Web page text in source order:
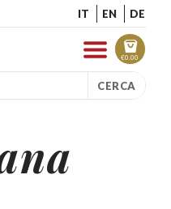
IT EN DE
€0.00
CERCA